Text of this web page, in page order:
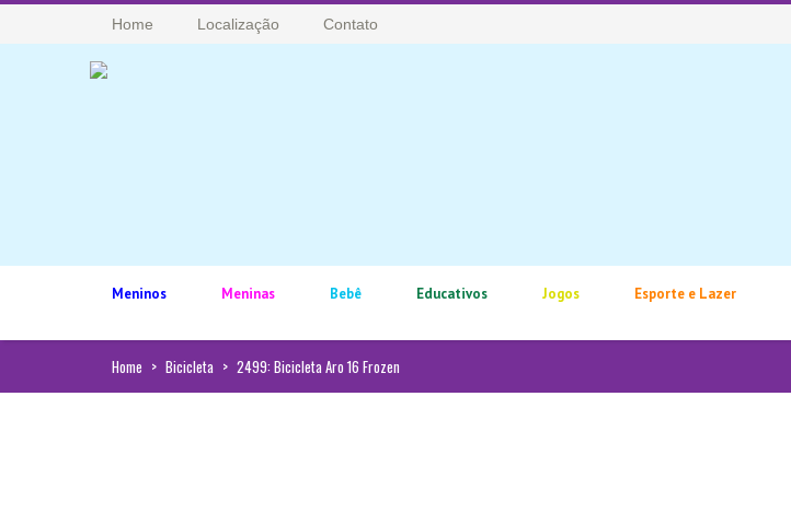
Home Localização Contato
Meninos Meninas Bebê Educativos Jogos Esporte e Lazer
Home > Bicicleta > 2499: Bicicleta Aro 16 Frozen